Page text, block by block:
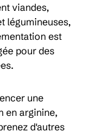
viandes,
légumineuses,
est
pour des
une
en arginine,
d'autres